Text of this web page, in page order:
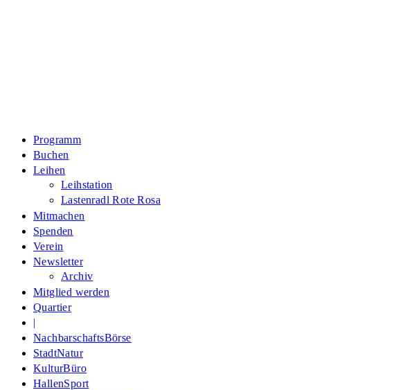
Programm
Buchen
Leihen
Leihstation
Lastenradl Rote Rosa
Mitmachen
Spenden
Verein
Newsletter
Archiv
Mitglied werden
Quartier
|
NachbarschaftsBörse
StadtNatur
KulturBüro
HallenSport